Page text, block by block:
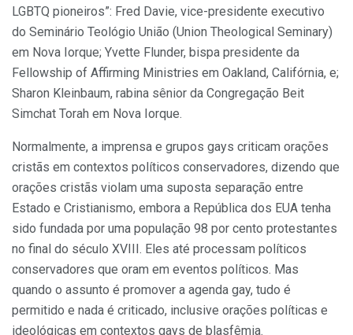
LGBTQ pioneiros”: Fred Davie, vice-presidente executivo
do Seminário Teológio União (Union Theological Seminary)
em Nova Iorque; Yvette Flunder, bispa presidente da
Fellowship of Affirming Ministries em Oakland, Califórnia, e;
Sharon Kleinbaum, rabina sênior da Congregação Beit
Simchat Torah em Nova Iorque.
Normalmente, a imprensa e grupos gays criticam orações
cristãs em contextos políticos conservadores, dizendo que
orações cristãs violam uma suposta separação entre
Estado e Cristianismo, embora a República dos EUA tenha
sido fundada por uma população 98 por cento protestantes
no final do século XVIII. Eles até processam políticos
conservadores que oram em eventos políticos. Mas
quando o assunto é promover a agenda gay, tudo é
permitido e nada é criticado, inclusive orações políticas e
ideológicas em contextos gays de blasfêmia.